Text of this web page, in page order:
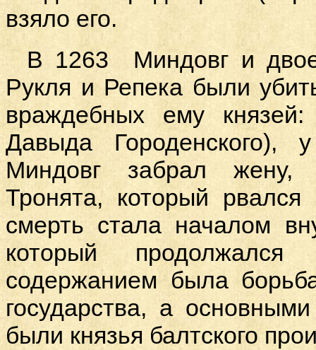
взяло его.
В 1263 Миндовг и
Рукля и Репека были
враждебных ему
Давыда Городенского),
Миндовг забрал жену,
Тронята, который
смерть стала началом
который
содержанием была
государства, а
были князья балтского